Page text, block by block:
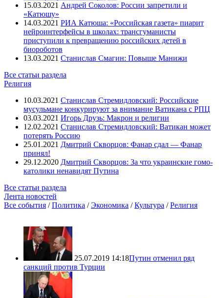
15.03.2021 Андрей Соколов: России запретили и
«Катюшу»
14.03.2021 РИА Катюша: «Российская газета» пиарит
нейроинтерфейсы в школах: трансгуманисты
приступили к превращению российских детей в
биороботов
13.03.2021 Станислав Смагин: Повыше Манижи
Все статьи раздела
Религия
10.03.2021 Станислав Стремидловский: Российские
мусульмане конкурируют за внимание Ватикана с РПЦ
03.03.2021 Игорь Друзь: Макрон и религии
12.02.2021 Станислав Стремидловский: Ватикан может
потерять Россию
25.01.2021 Дмитрий Скворцов: Фанар сдал — Фанар
принял!
29.12.2020 Дмитрий Скворцов: За что украинские гомо-
католики ненавидят Путина
Все статьи раздела
Лента новостей
Все события /Политика /Экономика /Культура /Религия
25.07.2019 14:18Путин отменил ряд
санкций против Турции